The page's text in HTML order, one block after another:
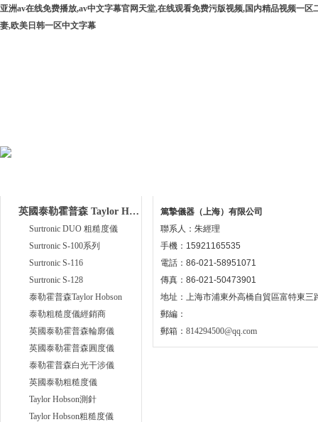
亚洲av在线免费播放,av中文字幕官网天堂,在线观看免费污版视频,国内精品视频一
妻,欧美日韩一区中文字幕
英國泰勒霍普森 Taylor Hobson
Surtronic DUO 粗糙度儀
Surtronic S-100系列
Surtronic S-116
Surtronic S-128
泰勒霍普森Taylor Hobson
泰勒粗糙度儀經銷商
英國泰勒霍普森輪廓儀
英國泰勒霍普森圓度儀
泰勒霍普森白光干涉儀
英國泰勒粗糙度儀
Taylor Hobson測針
Taylor Hobson粗糙度儀
篤摯儀器（上海）有限公司
聯系人：朱經理
手機：15921165535
電話：86-021-58951071
傳真：86-021-50473901
地址：上海市浦東外高橋自貿區富特東
郵編：
郵箱： 814294500@qq.com